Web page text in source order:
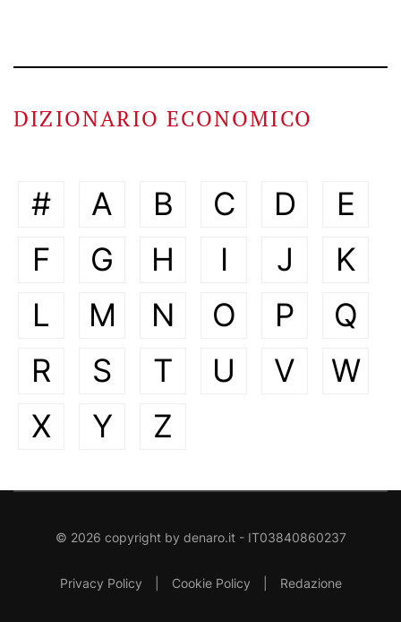
DIZIONARIO ECONOMICO
# A B C D
E
F
G H I J
K
L
M N O P
Q
R
S T U V
W
X
Y Z
© 2026 copyright by denaro.it- IT03840860237
Privacy Policy Cookie Policy Redazione